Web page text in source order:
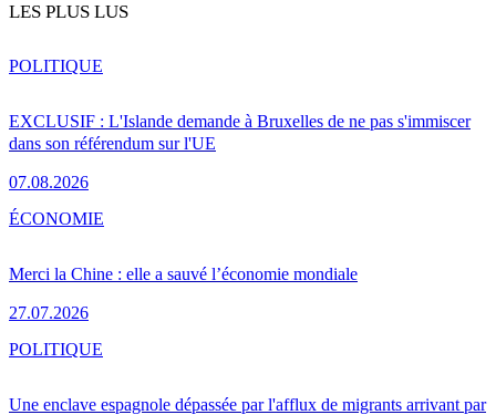
LES PLUS LUS
EXCLUSIF : L'Islande demande à Bruxelles de ne pas s'immiscer
dans son référendum sur l'UE
07.08.2026
POLITIQUE
Merci la Chine : elle a sauvé l’économie mondiale
27.07.2026
ÉCONOMIE
Une enclave espagnole dépassée par l'afflux de migrants arrivant par
POLITIQUE